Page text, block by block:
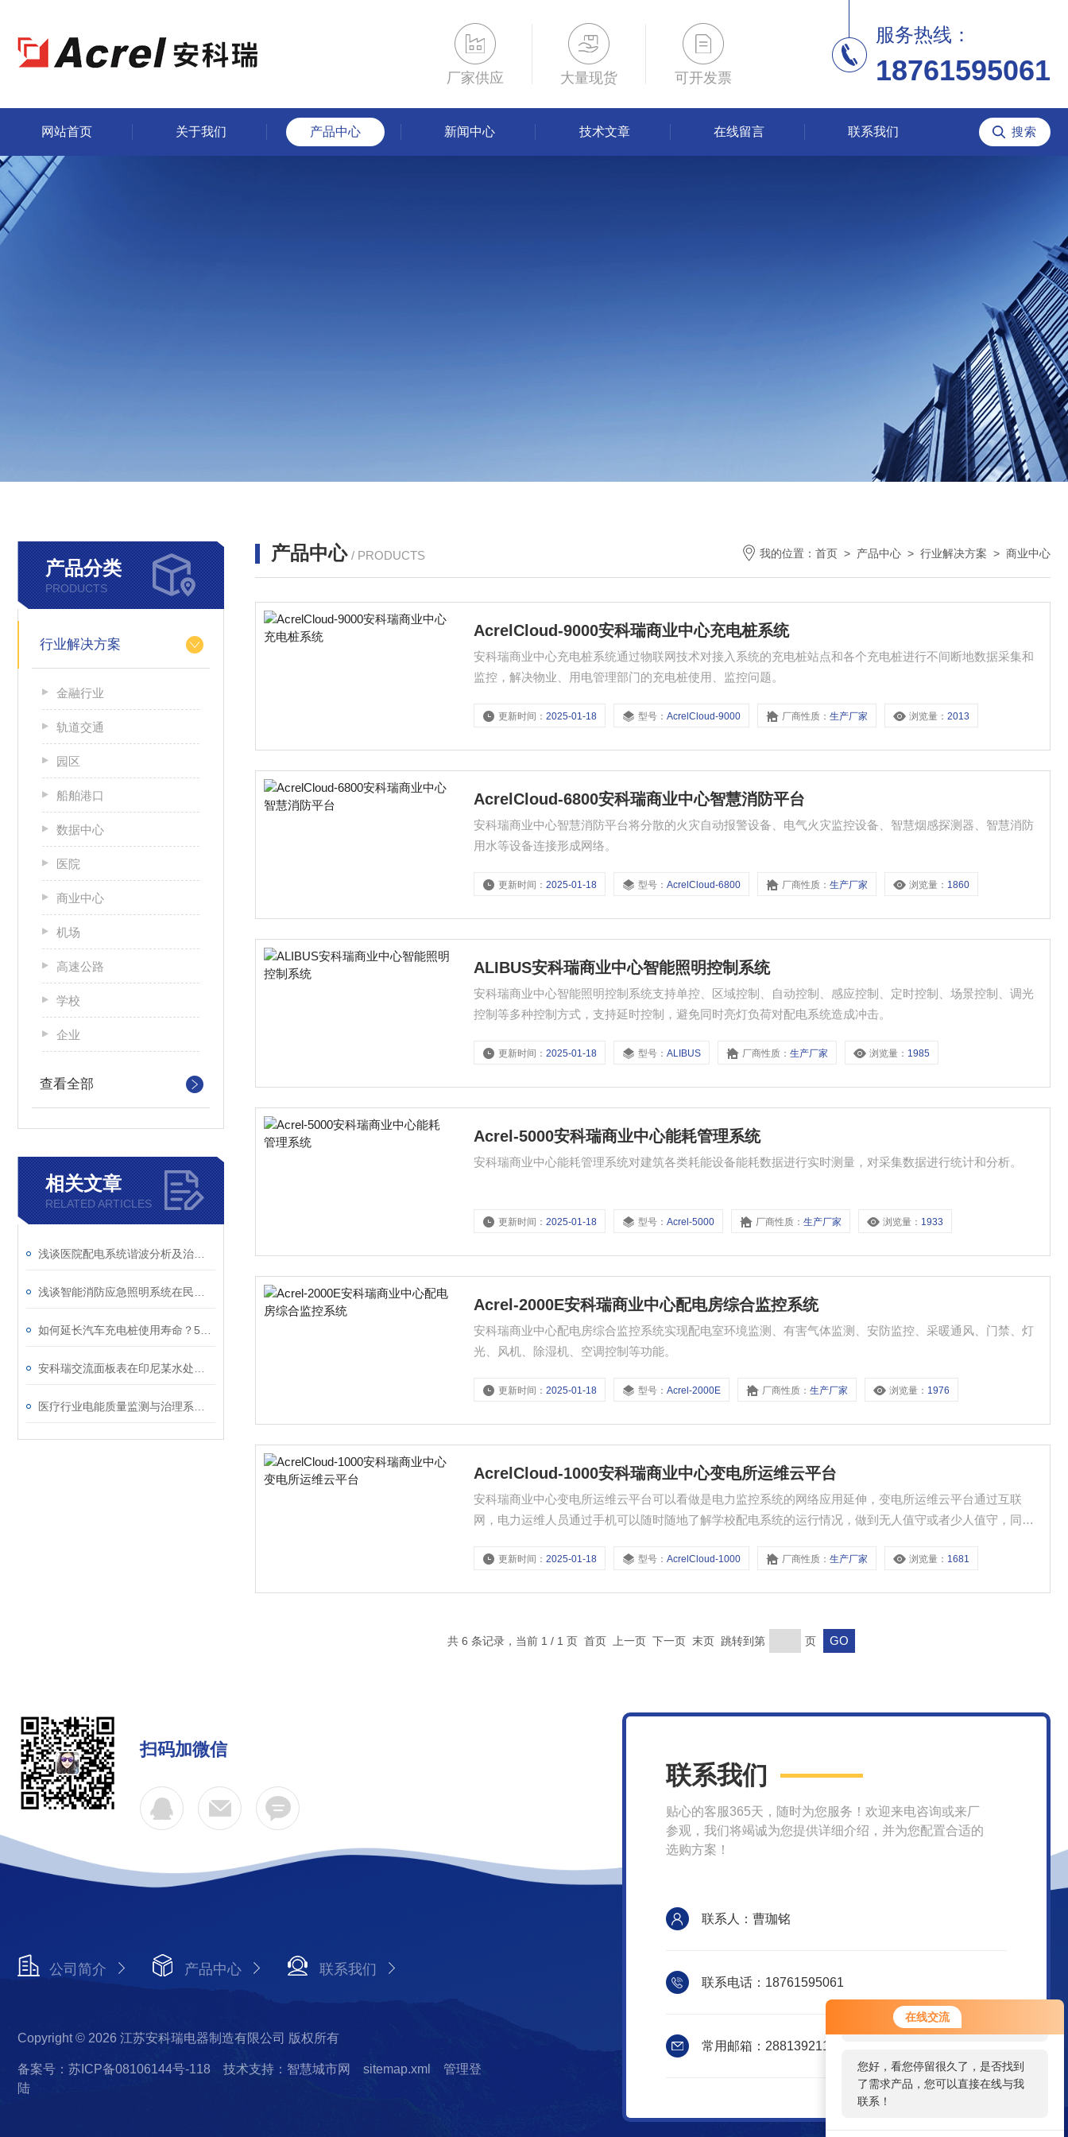
在线交流
您好！欢迎前来咨询，很高兴为您
服务，请问您要咨询什么问题呢？
您好，看您停留很久了，是否找到
了需求产品，您可以直接在线与我
联系！
厂家供应 大量现货 可开发票
服务热线：
18761595061
网站首页 关于我们 产品中心 新闻中心 技术文章 在线留言 联系我们
产品分类
PRODUCTS
行业解决方案
金融行业
轨道交通
园区
船舶港口
数据中心
医院
商业中心
机场
高速公路
学校
企业
查看全部
相关文章
RELATED ARTICLES
产品中心 / PRODUCTS 我的位置： 首页 > 产品中心 > 行业解决方案 > 商业中心
AcrelCloud-9000安科瑞商业中心充电桩系统
安科瑞商业中心充电桩系统通过物联网技术对接入系统的充电桩站点和各个充电桩进行不间断地数据采集和
监控，解决物业、用电管理部门的充电桩使用、监控问题。
更新时间：2025-01-18 型号：AcrelCloud-9000 厂商性质：生产厂家 浏览量：2013
AcrelCloud-6800安科瑞商业中心智慧消防平台
安科瑞商业中心智慧消防平台将分散的火灾自动报警设备、电气火灾监控设备、智慧烟感探测器、智慧消防
用水等设备连接形成网络。
更新时间：2025-01-18 型号：AcrelCloud-6800 厂商性质：生产厂家 浏览量： 1860
ALIBUS安科瑞商业中心智能照明控制系统
安科瑞商业中心智能照明控制系统支持单控、区域控制、自动控制、感应控制、定时控制、场景控制、调光
控制等多种控制方式，支持延时控制，避免同时亮灯负荷对配电系统造成冲击。
更新时间：2025-01-18 型号：ALIBUS 厂商性质：生产厂家 浏览量： 1985
Acrel-5000安科瑞商业中心能耗管理系统
安科瑞商业中心能耗管理系统对建筑各类耗能设备能耗数据进行实时测量，对采集数据进行统计和分析。
更新时间：2025-01-18 型号：Acrel-5000 厂商性质：生产厂家 浏览量： 1933
Acrel-2000E安科瑞商业中心配电房综合监控系统
安科瑞商业中心配电房综合监控系统实现配电室环境监测、有害气体监测、安防监控、采暖通风、门禁、灯
光、风机、除湿机、空调控制等功能。
更新时间：2025-01-18 型号：Acrel-2000E 厂商性质：生产厂家 浏览量： 1976
AcrelCloud-1000安科瑞商业中心变电所运维云平台
安科瑞商业中心变电所运维云平台可以看做是电力监控系统的网络应用延伸，变电所运维云平台通过互联
网，电力运维人员通过手机可以随时随地了解学校配电系统的运行情况，做到无人值守或者少人值守，同时
患。 更新时间：2025-01-18 型号：AcrelCloud-1000 厂商性质：生产厂家 浏览量： 1681
共 6 条记录，当前 1 / 1 页 首页 上一页 下一页 末页 跳转到第 页
扫码加微信
公司简介 产品中心 联系我们
Copyright © 2026 江苏安科瑞电器制造有限公司 版权所有
备案号：苏ICP备08106144号-118 技术支持：智慧城市网 sitemap.xml
管理登
陆
联系我们
贴心的客服365天，随时为您服务！欢迎来电咨询或来厂
参观，我们将竭诚为您提供详细介绍，并为您配置合适的
选购方案！
联系人：曹珈铭
联系电话：18761595061
常用邮箱：2881392112@qq.com